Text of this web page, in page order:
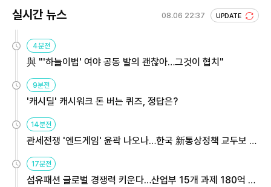
실시간 뉴스 08.06 22:37 UPDATE
4분전
與 "'하늘이법' 여야 공동 발의 괜찮아…그것이 협치"
9분전
'캐시딜' 캐시워크 돈 버는 퀴즈, 정답은?
14분전
관세전쟁 '엔드게임' 윤곽 나오나…한국 新통상정책 교두보 활
용해야
17분전
섬유패션 글로벌 경쟁력 키운다…산업부 15개 과제 180억 지